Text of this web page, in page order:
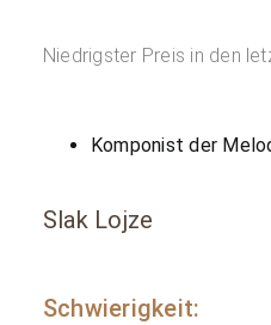
Niedrigster Preis in den
Komponist der
Slak Lojze
Schwierigkeit: